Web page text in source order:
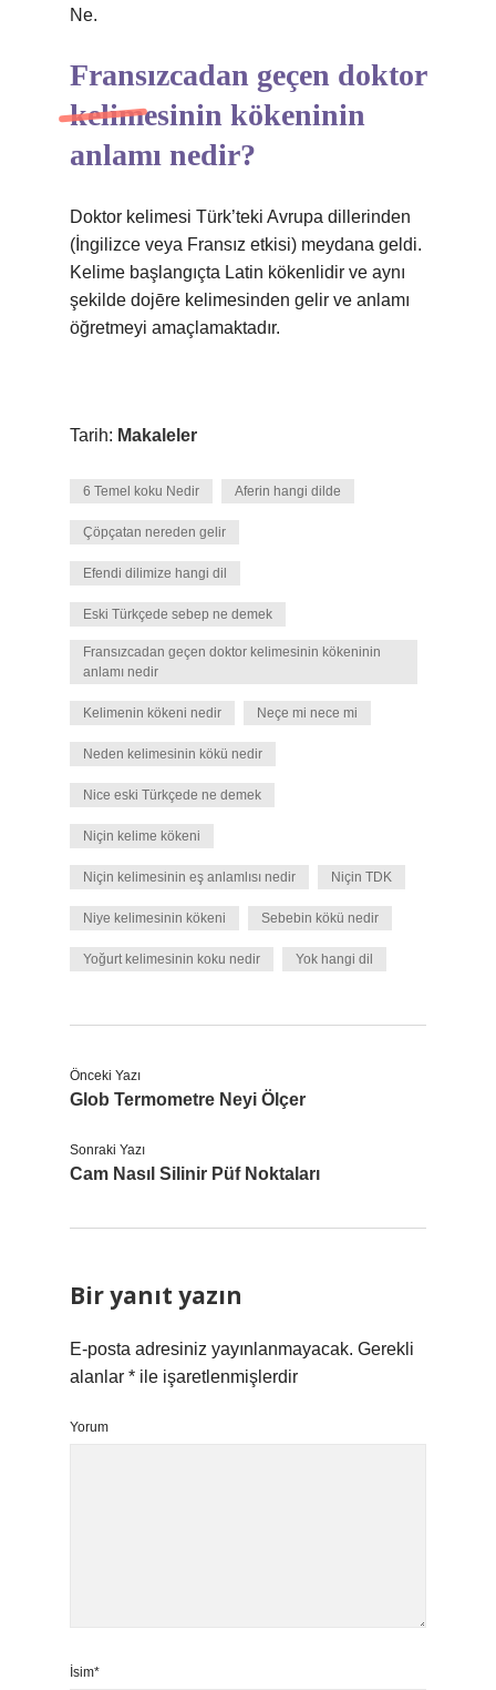
Ne.
Fransızcadan geçen doktor
kelimesinin kökeninin
anlamı nedir?
Doktor kelimesi Türk’teki Avrupa dillerinden
(İngilizce veya Fransız etkisi) meydana geldi.
Kelime başlangıçta Latin kökenlidir ve aynı
şekilde dojēre kelimesinden gelir ve anlamı
öğretmeyi amaçlamaktadır.
Tarih: Makaleler
6 Temel koku Nedir Aferin hangi dilde
Çöpçatan nereden gelir
Efendi dilimize hangi dil
Eski Türkçede sebep ne demek
Fransızcadan geçen doktor kelimesinin kökeninin
anlamı nedir
Kelimenin kökeni nedir Neçe mi nece mi
Neden kelimesinin kökü nedir
Nice eski Türkçede ne demek
Niçin kelime kökeni
Niçin kelimesinin eş anlamlısı nedir Niçin TDK
Niye kelimesinin kökeni Sebebin kökü nedir
Yoğurt kelimesinin koku nedir Yok hangi dil
Önceki Yazı
Glob Termometre Neyi Ölçer
Sonraki Yazı
Cam Nasıl Silinir Püf Noktaları
Bir yanıt yazın
E-posta adresiniz yayınlanmayacak. Gerekli
alanlar * ile işaretlenmişlerdir
Yorum
İsim*